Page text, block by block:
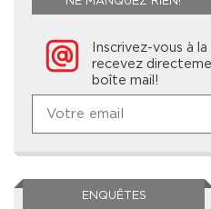
Inscrivez-vous à
recevez
boîte mail!
ENQUÊTES